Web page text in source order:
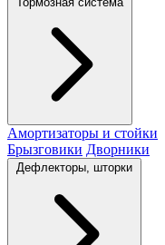
Амортизаторы и стойки
Брызговики Дворники
Дефлекторы, шторки